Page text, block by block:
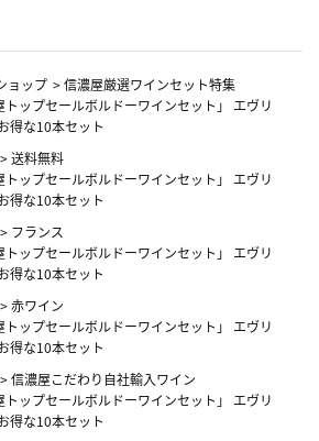
ョップ >信濃屋厳選ワインセット特集
トップセールボルドーワインセット」 エヴリ
得な10本セット
>送料無料
トップセールボルドーワインセット」 エヴリ
得な10本セット
> フランス
トップセールボルドーワインセット」 エヴリ
得な10本セット
>赤ワイン
トップセールボルドーワインセット」 エヴリ
得な10本セット
>信濃屋こだわり自社輸入ワイン
トップセールボルドーワインセット」 エヴリ
得な10本セット